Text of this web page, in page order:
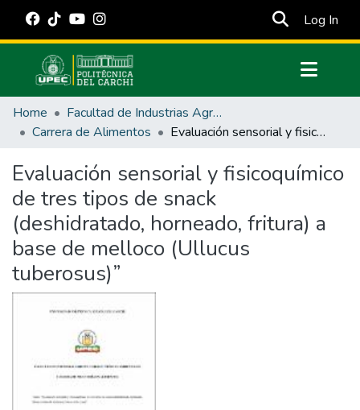
Log In
Communities & Collections
All of DSpace
Estadísticas Externas
Manuales
Home
Facultad de Industrias Agropecuarias y Ciencias Ambientales
Carrera de Alimentos
Evaluación sensorial y fisicoquímico de tres tipos de snack (deshidratado, horneado, fritura) a base de melloco (Ullucus tuberosus)”
Evaluación sensorial y fisicoquímico
de tres tipos de snack
(deshidratado, horneado, fritura) a
base de melloco (Ullucus
tuberosus)”